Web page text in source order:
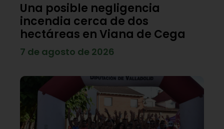
Una posible negligencia
incendia cerca de dos
hectáreas en Viana de Cega
7 de agosto de 2026